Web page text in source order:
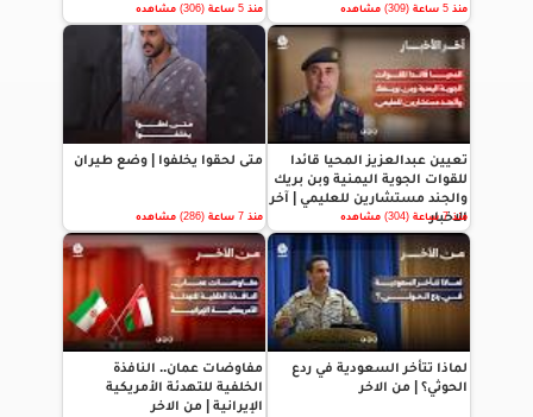
منذ 5 ساعة (309) مشاهده منذ 5 ساعة (306) مشاهده
تعيين عبدالعزيز المحيا قائدا
للقوات الجوية اليمنية وبن بريك
والجند مستشارين للعليمي | آخر
الاخبار
منذ 7 ساعة (304) مشاهده
متى لحقوا يخلفوا | وضع طيران
منذ 7 ساعة (286) مشاهده
لماذا تتأخر السعودية في ردع
الحوثي؟ | من الاخر
مفاوضات عمان.. النافذة
الخلفية للتهدئة الأمريكية
الإيرانية | من الاخر